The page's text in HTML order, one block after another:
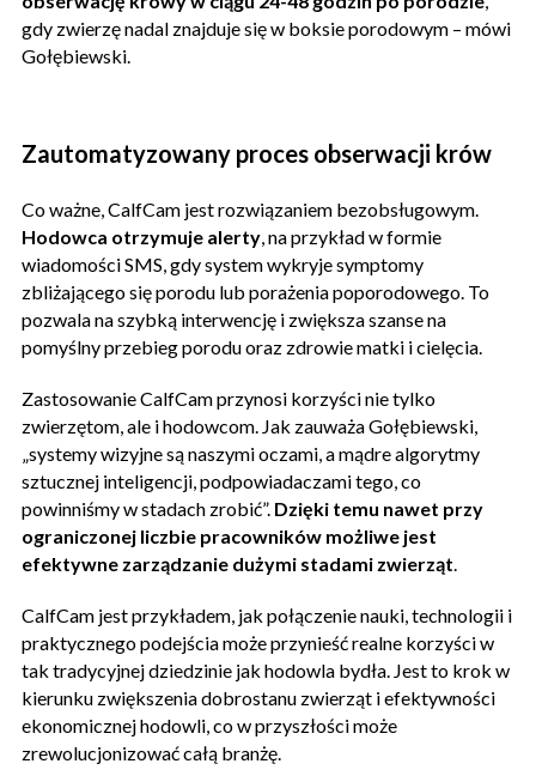
gdy zwierzę nadal znajduje się w boksie porodowym – mówi
Gołębiewski.
Zautomatyzowany proces obserwacji krów
Co ważne, CalfCam jest rozwiązaniem bezobsługowym.
Hodowca otrzymuje alerty, na przykład w formie
wiadomości SMS, gdy system wykryje symptomy
zbliżającego się porodu lub porażenia poporodowego. To
pozwala na szybką interwencję i zwiększa szanse na
pomyślny przebieg porodu oraz zdrowie matki i cielęcia.
Zastosowanie CalfCam przynosi korzyści nie tylko
zwierzętom, ale i hodowcom. Jak zauważa Gołębiewski,
„systemy wizyjne są naszymi oczami, a mądre algorytmy
sztucznej inteligencji, podpowiadaczami tego, co
powinniśmy w stadach zrobić”. Dzięki temu nawet przy
ograniczonej liczbie pracowników możliwe jest
efektywne zarządzanie dużymi stadami zwierząt.
CalfCam jest przykładem, jak połączenie nauki, technologii i
praktycznego podejścia może przynieść realne korzyści w
tak tradycyjnej dziedzinie jak hodowla bydła. Jest to krok w
kierunku zwiększenia dobrostanu zwierząt i efektywności
ekonomicznej hodowli, co w przyszłości może
zrewolucjonizować całą branżę.